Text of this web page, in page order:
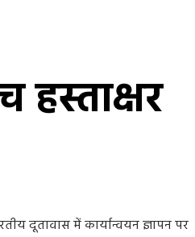
दूतावास में कार्यान्वयन ज्ञापन पर